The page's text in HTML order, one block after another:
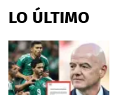
of
1
23
seconds
LO ÚLTIMO